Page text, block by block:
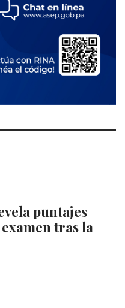
puntajes
tras la